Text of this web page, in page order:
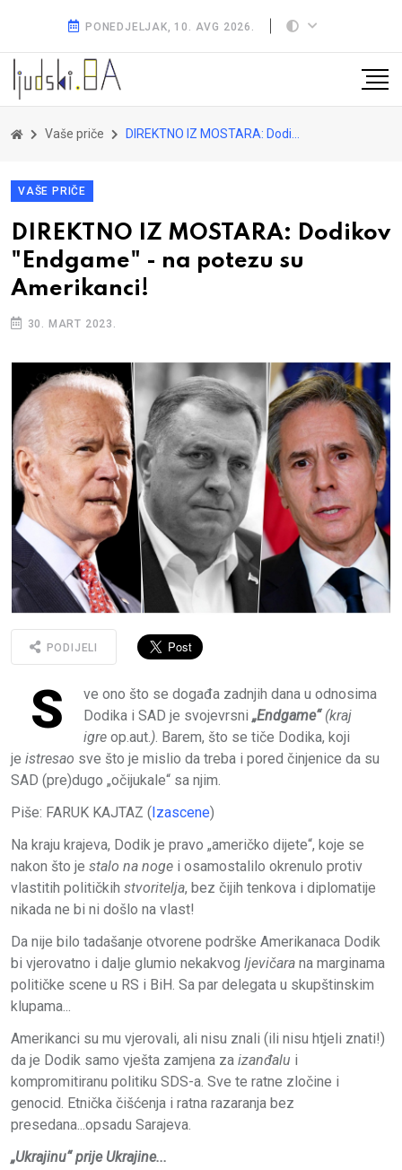
PONEDJELJAK, 10. AVG 2026.
Vaše priče DIREKTNO IZ MOSTARA: Dodikov "Endgame" - na potezu su Amerikanci!
VAŠE PRIČE
DIREKTNO IZ MOSTARA: Dodikov
"Endgame" - na potezu su
Amerikanci!
30. MART 2023.
PODIJELI
S
ve ono što se događa zadnjih dana u odnosima
Dodika i SAD je svojevrsni „Endgame“ (kraj
igre op.aut.). Barem, što se tiče Dodika, koji
je istresao sve što je mislio da treba i pored činjenice da su
SAD (pre)dugo „očijukale“ sa njim.
Piše: FARUK KAJTAZ (Izascene)
Na kraju krajeva, Dodik je pravo „američko dijete“, koje se
nakon što je stalo na noge i osamostalilo okrenulo protiv
vlastitih političkih stvoritelja, bez čijih tenkova i diplomatije
nikada ne bi ni došlo na vlast!
Da nije bilo tadašanje otvorene podrške Amerikanaca Dodik
bi vjerovatno i dalje glumio nekakvog ljevičara na marginama
političke scene u RS i BiH. Sa par delegata u skupštinskim
klupama...
Amerikanci su mu vjerovali, ali nisu znali (ili nisu htjeli znati!)
da je Dodik samo vješta zamjena za izanđalu i
kompromitiranu politiku SDS-a. Sve te ratne zločine i
genocid. Etnička čišćenja i ratna razaranja bez
presedana...opsadu Sarajeva.
„Ukrajinu“ prije Ukrajine...